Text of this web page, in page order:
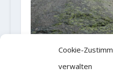
Cookie-
verwalten
Neuland in
Saga – Klettern